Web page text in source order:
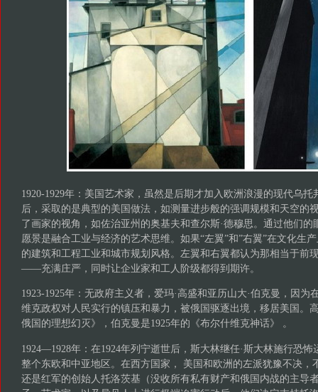
1920-1929年：美国艺术家，虽然是后期才加入欧洲浪漫的现代乌
后，采取的是典型的美国做法，如测量进步般的强调规模和天空的
了画家的视角，如佐治亚州的奥基夫和查尔斯·德穆思。通过他们的
愿景是融合工业与经济的艺术思维。如果“左翼”和”右翼”在文化生
的建筑和工程工业和城市规划风格。左翼和右翼都认为那相当于前
——充满庄严，同时让企业家和工人阶级都得到期许。
1923-1925年：无政府主义者，爱玛·高盛和亚历山大·伯克曼，因为
维克政权对人民实行的镇压和暴力，被俄国驱逐出境，移居美国。
俄国的理想幻灭》，伯克曼是1925年的《布尔什维克神话》 。
1924—1928年：在1924年列宁逝世后，斯大林继任·斯大林施行恐
整个东欧和中亚地区。在西方国家， 美国和欧洲的左派犹豫不决，
还是红军的创始人托洛茨基（没收所有私有财产和俄国内战的主导